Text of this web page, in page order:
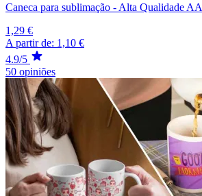
Caneca para sublimação - Alta Qualidade AA
1,29 €
A partir de: 1,10 €
4.9/5
50 opiniões